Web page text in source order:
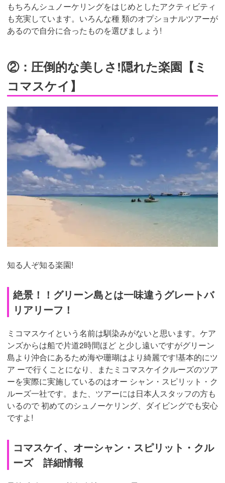
もちろんシュノーケリングをはじめとしたアクティビティ
も充実しています。いろんな種 類のオプショナルツアーが
あるので自分に合ったものを選びましょう!
②：圧倒的な美しさ!隠れた楽園【ミ
コマスケイ】
知る人ぞ知る楽園!
絶景！！グリーン島とは一味違うグレートバ
リアリーフ！
ミコマスケイという名前は馴染みがないと思います。ケア
ンズからは船で片道2時間ほど と少し遠いですがグリーン
島より沖合にあるため海や珊瑚はより綺麗です!基本的にツ
ア ーで行くことになり、またミコマスケイクルーズのツア
ーを実際に実施しているのはオー シャン・スピリット・ク
ルーズ一社です。また、ツアーには日本人スタッフの方も
いるので 初めてのシュノーケリング、ダイビングでも安心
ですよ!
コマスケイ、オーシャン・スピリット・クル
ーズ 詳細情報